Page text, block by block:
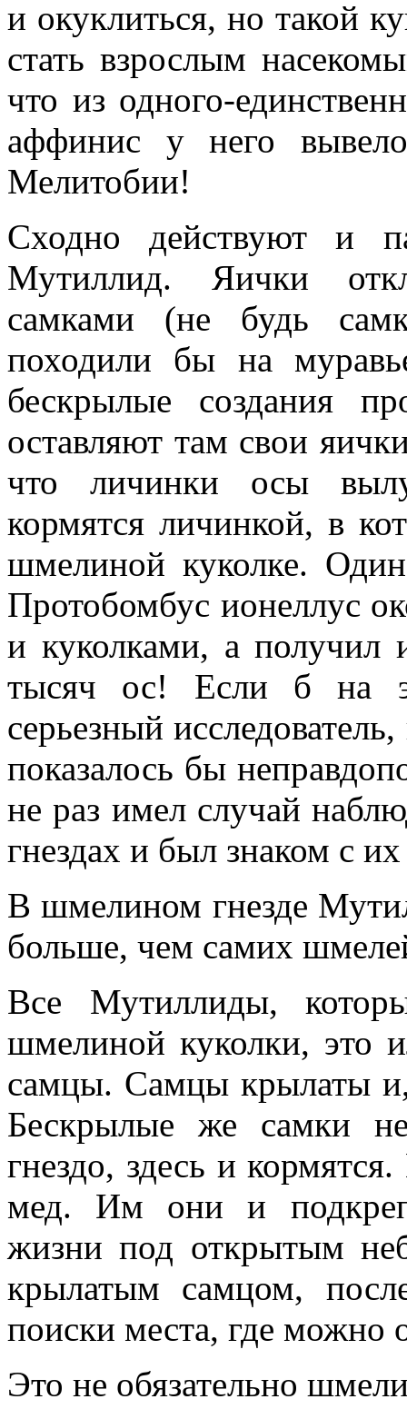
и окуклиться, но такой
стать взрослым
что из одного-
аффинис у него
Мелитобии!
Сходно действуют и
Мутиллид. Яички
самками (не будь
походили бы на
бескрылые создания
оставляют там свои
что личинки осы
кормятся личинкой, в
шмелиной куколке. Один
Протобомбус ионеллус
и куколками, а получил
тысяч ос! Если б на
серьезный
показалось бы
не раз имел случай
гнездах и был знаком с
В шмелином гнезде
больше, чем самих
Все Мутиллиды,
шмелиной куколки, это
самцы. Самцы крылаты и,
Бескрылые же самки
гнездо, здесь и
мед. Им они и
жизни под открытым
крылатым самцом,
поиски места, где можно
Это не обязательно